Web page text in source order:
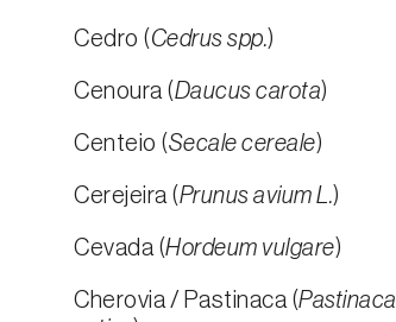
Cedro (Cedrus spp.)
Cenoura (Daucus carota)
Centeio (Secale cereale)
Cerejeira (Prunus avium L.)
Cevada (Hordeum vulgare)
Cherovia / Pastinaca (Pastinaca